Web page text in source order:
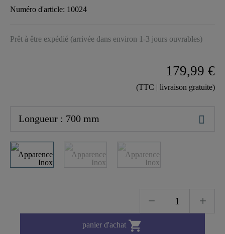
Numéro d'article: 10024
Prêt à être expédié (arrivée dans environ 1-3 jours ouvrables)
179,99 €
(TTC | livraison gratuite)
panier d'achat 